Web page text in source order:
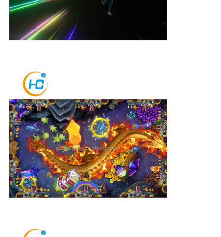
Producten
Over ons
Fabrieksreis
Kwaliteitscontrole
Contacteer ons